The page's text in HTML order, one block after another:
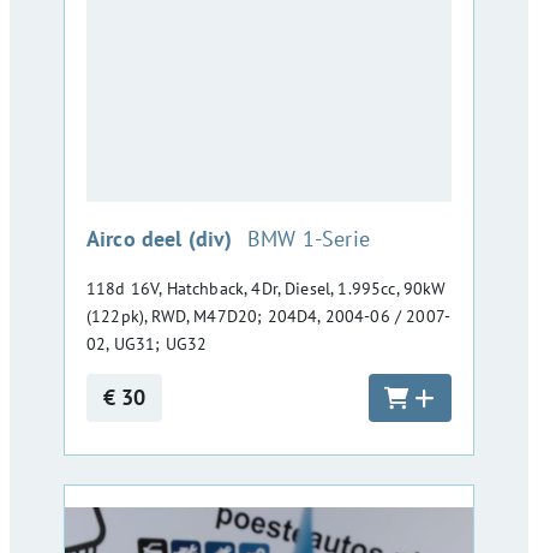
Airco deel (div) :BMW 1-Serie
118d 16V, Hatchback, 4Dr, Diesel, 1.995cc, 90kW
(122pk), RWD, M47D20; 204D4, 2004-06 / 2007-
02, UG31; UG32
€ 30